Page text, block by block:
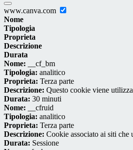
www.canva.com
Nome
Tipologia
Proprieta
Descrizione
Durata
Nome: __cf_bm
Tipologia: analitico
Proprieta: Terza parte
Descrizione: Questo cookie viene
Durata: 30 minuti
Nome: __cfruid
Tipologia: analitico
Proprieta: Terza parte
Descrizione: Cookie associato ai siti
Durata: Sessione